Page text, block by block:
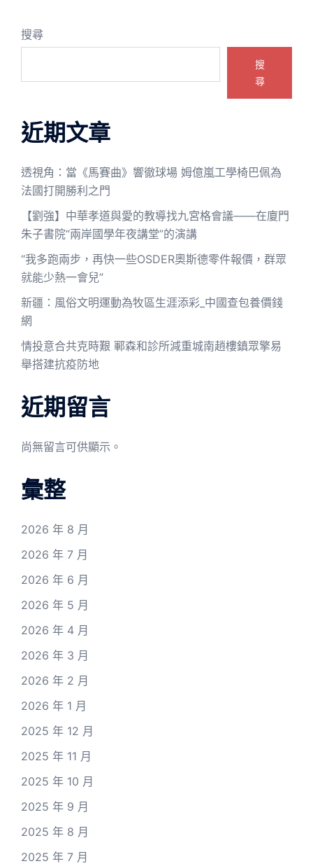
搜尋
搜
尋
近期文章
透視角：當《馬賽曲》響徹球場 姆億嵐工學椅巴佩為
法國打開勝利之門
【劉強】中華孝道與愛的教導找九宮格會議——在廈門
朱子書院“兩岸國學年夜講堂”的演講
“我多跑兩步，再快一些OSDER奧斯德零件報價，群眾
就能少熱一會兒”
新疆：風俗文明運動為牧區生涯添彩_中國查包養價錢
網
情投意合共克時艱 鄆森和診所減重城南趙樓鎮眾擎易
舉搭建抗疫防地
近期留言
尚無留言可供顯示。
彙整
2026 年 8 月
2026 年 7 月
2026 年 6 月
2026 年 5 月
2026 年 4 月
2026 年 3 月
2026 年 2 月
2026 年 1 月
2025 年 12 月
2025 年 11 月
2025 年 10 月
2025 年 9 月
2025 年 8 月
2025 年 7 月